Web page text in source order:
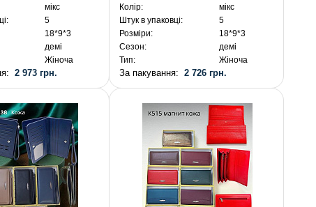
мікс
5
18*9*3
демі
Жіноча
2 973 грн.
Колір:
мікс
Штук в упаковці:
5
Розміри:
18*9*3
Сезон:
демі
Тип:
Жіноча
За пакування: 2 726 грн.